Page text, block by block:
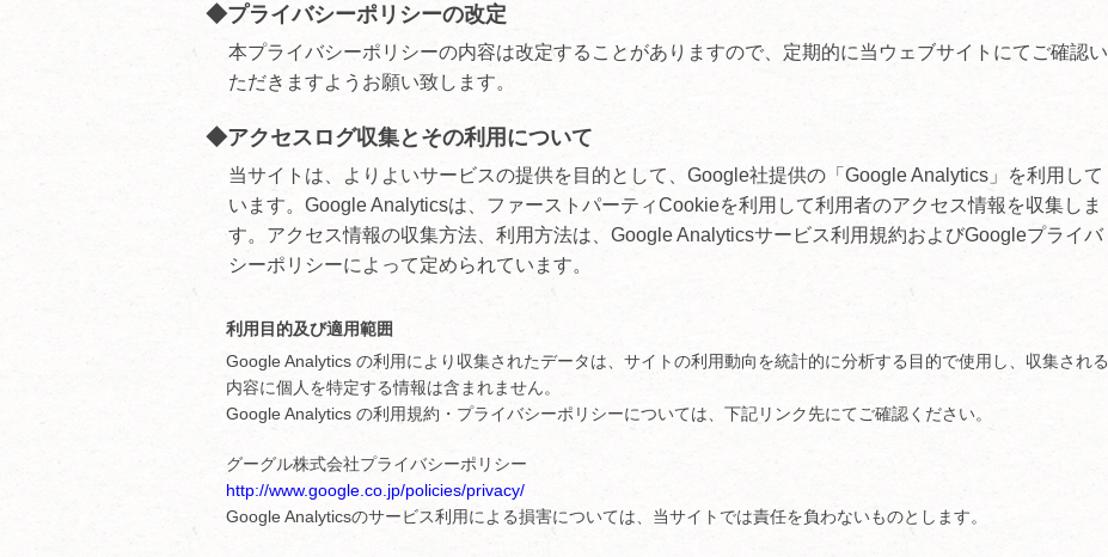
◆プライバシーポリシーの改定
本プライバシーポリシーの内容は改定することがありますので、定期的に当ウェブサイトにてご確認い
ただきますようお願い致します。
◆アクセスログ収集とその利用について
当サイトは、よりよいサービスの提供を目的として、Google社提供の「Google Analytics」を利用して
います。Google Analyticsは、ファーストパーティCookieを利用して利用者のアクセス情報を収集しま
す。アクセス情報の収集方法、利用方法は、Google Analyticsサービス利用規約およびGoogleプライバ
シーポリシーによって定められています。
利用目的及び適用範囲
Google Analytics の利用により収集されたデータは、サイトの利用動向を統計的に分析する目的で使用し、収集される
内容に個人を特定する情報は含まれません。
Google Analytics の利用規約・プライバシーポリシーについては、下記リンク先にてご確認ください。
グーグル株式会社プライバシーポリシー
http://www.google.co.jp/policies/privacy/
Google Analyticsのサービス利用による損害については、当サイトでは責任を負わないものとします。